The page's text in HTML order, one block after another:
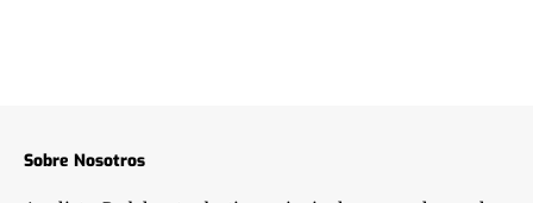
Sobre Nosotros